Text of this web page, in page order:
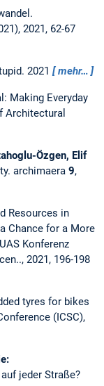
2021, 62-67
2021 mehr…
Making Everyday
Architectural
Özgen, Elif
archimaera 9,
Resources in
Chance for a More
Konferenz
2021, 196-198
tyres for bikes
(ICSC),
jeder Straße?